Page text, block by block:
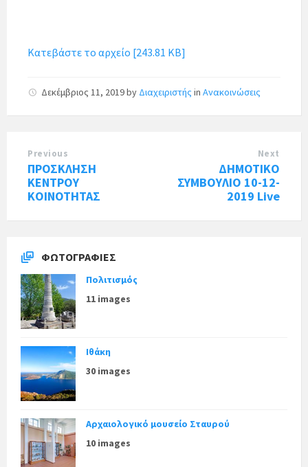
Κατεβάστε το αρχείο [243.81 KB]
Δεκέμβριος 11, 2019by Διαχειριστής in Ανακοινώσεις
Previous
ΠΡΟΣΚΛΗΣΗ
ΚΕΝΤΡΟΥ
ΚΟΙΝΟΤΗΤΑΣ
Next
ΔΗΜΟΤΙΚΟ
ΣΥΜΒΟΥΛΙΟ 10-12-
2019 Live
ΦΩΤΟΓΡΑΦΊΕΣ
Πολιτισμός
11 images
Ιθάκη
30 images
Αρχαιολογικό μουσείο Σταυρού
10 images